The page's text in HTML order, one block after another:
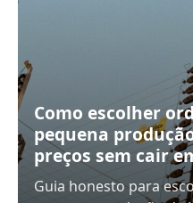
Como escolher
pequena
preços sem cair
Guia honesto para